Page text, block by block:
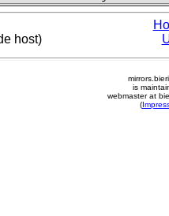
host)
is
webmaster at
(